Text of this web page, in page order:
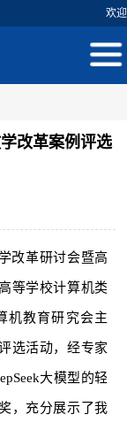
欢迎
改革案例评选
改革研讨会暨高
等学校计算机类
机教育研究会主
选活动，经专家
大模型的轻
，充分展示了我